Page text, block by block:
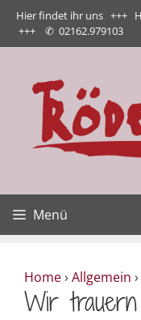
Zum
Inhalt
springen
Hier findet ihr uns +++
+++ ✆ 02162.979103
Menü
Home› Allgemein ›
Wir